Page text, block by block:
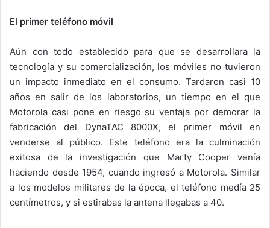
El primer teléfono móvil
Aún con todo establecido para que se desarrollara la
tecnología y su comercialización, los móviles no tuvieron
un impacto inmediato en el consumo. Tardaron casi 10
años en salir de los laboratorios, un tiempo en el que
Motorola casi pone en riesgo su ventaja por demorar la
fabricación del DynaTAC 8000X, el primer móvil en
venderse al público. Este teléfono era la culminación
exitosa de la investigación que Marty Cooper venía
haciendo desde 1954, cuando ingresó a Motorola. Similar
a los modelos militares de la época, el teléfono medía 25
centímetros, y si estirabas la antena llegabas a 40.